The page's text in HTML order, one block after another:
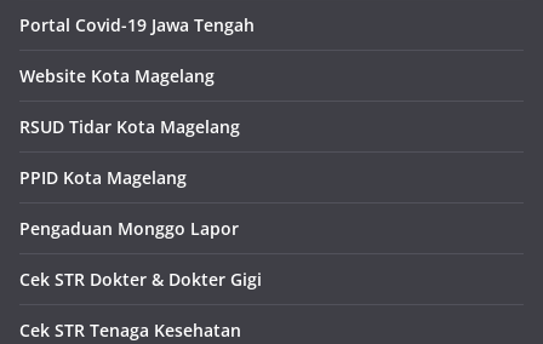
Portal Covid-19 Jawa Tengah
Website Kota Magelang
RSUD Tidar Kota Magelang
PPID Kota Magelang
Pengaduan Monggo Lapor
Cek STR Dokter & Dokter Gigi
Cek STR Tenaga Kesehatan